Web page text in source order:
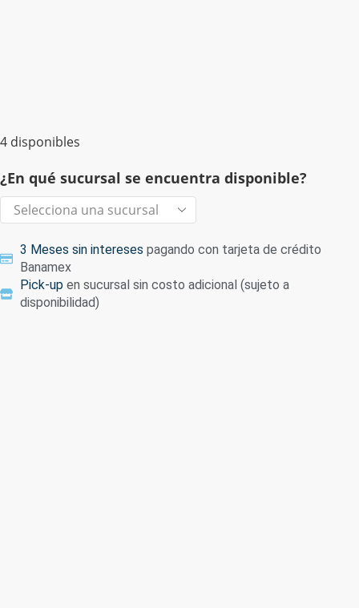
4 disponibles
¿En qué sucursal se encuentra disponible?
3 Meses sin intereses pagando con tarjeta de crédito
Banamex
Pick-up en sucursal sin costo adicional (sujeto a
disponibilidad)